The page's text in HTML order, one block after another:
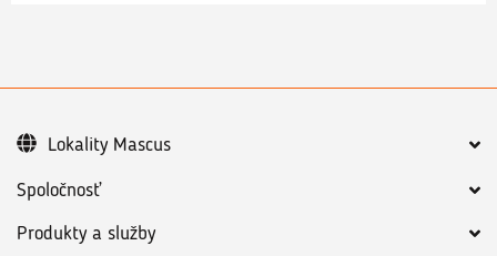
Spoločnosť
Produkty a služby
Lokality Mascus